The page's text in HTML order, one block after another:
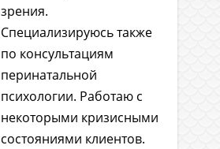
зрения.
Специализируюсь также
по консультациям
перинатальной
психологии. Работаю с
некоторыми кризисными
состояниями клиентов.